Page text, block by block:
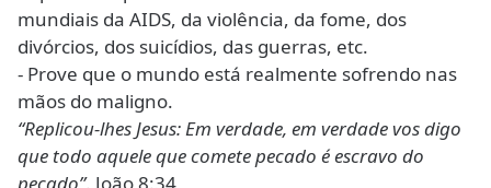
mundiais da AIDS, da violência, da fome, dos
divórcios, dos suicídios, das guerras, etc.
- Prove que o mundo está realmente sofrendo nas
mãos do maligno.
“Replicou-lhes Jesus: Em verdade, em verdade vos digo
que todo aquele que comete pecado é escravo do